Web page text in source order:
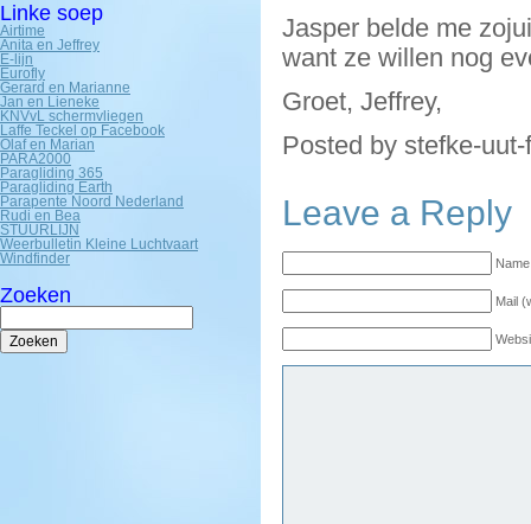
Linke soep
Airtime
Anita en Jeffrey
E-lijn
Eurofly
Gerard en Marianne
Jan en Lieneke
KNVvL schermvliegen
Laffe Teckel op Facebook
Olaf en Marian
PARA2000
Paragliding 365
Paragliding Earth
Parapente Noord Nederland
Rudi en Bea
STUURLIJN
Weerbulletin Kleine Luchtvaart
Windfinder
Zoeken
Zoeken
naar:
Jasper belde me
want ze willen nog
Groet, Jeffrey,
Posted by stefke-
Leave a Reply
Mail